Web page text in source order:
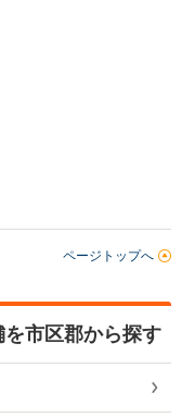
ページトップへ
市区郡から探す